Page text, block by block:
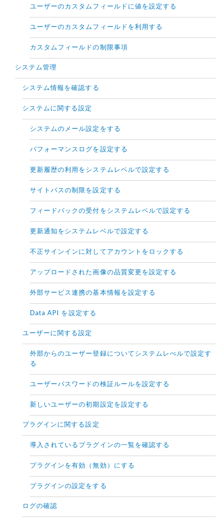
ユーザーのカスタムフィールドに値を設定する
ユーザーのカスタムフィールドを利用する
カスタムフィールドの制限事項
システム管理
システム情報を確認する
システムに関する設定
システムのメール設定をする
パフォーマンスログを設定する
更新履歴の利用をシステムレベルで設定する
サイトパスの制限を設定する
フィードバックの受付をシステムレベルで設定する
更新通知をシステムレベルで設定する
不正サインインに対してアカウントをロックする
アップロードされた画像の品質変更を設定する
外部サービス連携の基本情報を設定する
Data API を設定する
ユーザーに関する設定
外部からのユーザー登録についてシステムレべルで設定す
る
ユーザーパスワードの検証ルールを設定する
新しいユーザーの初期設定を設定する
プラグインに関する設定
導入されているプラグインの一覧を確認する
プラグインを有効（無効）にする
プラグインの設定をする
ログの確認